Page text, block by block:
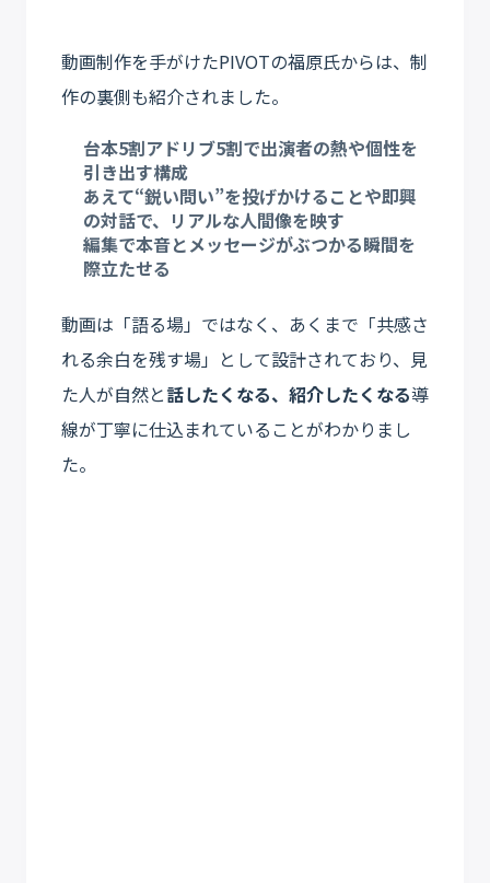
動画制作を手がけたPIVOTの福原氏からは、制
作の裏側も紹介されました。
台本5割アドリブ5割で出演者の熱や個性を
引き出す構成
あえて“鋭い問い”を投げかけることや即興
の対話で、 リアルな人間像を映す
編集で本音とメッセージがぶつかる瞬間を
際立たせる
動画は「語る場」ではなく、あくまで「共感さ
れる余白を残す場」として設計されており、見
た人が自然と話したくなる、紹介したくなる導
線が丁寧に仕込まれていることがわかりまし
た。